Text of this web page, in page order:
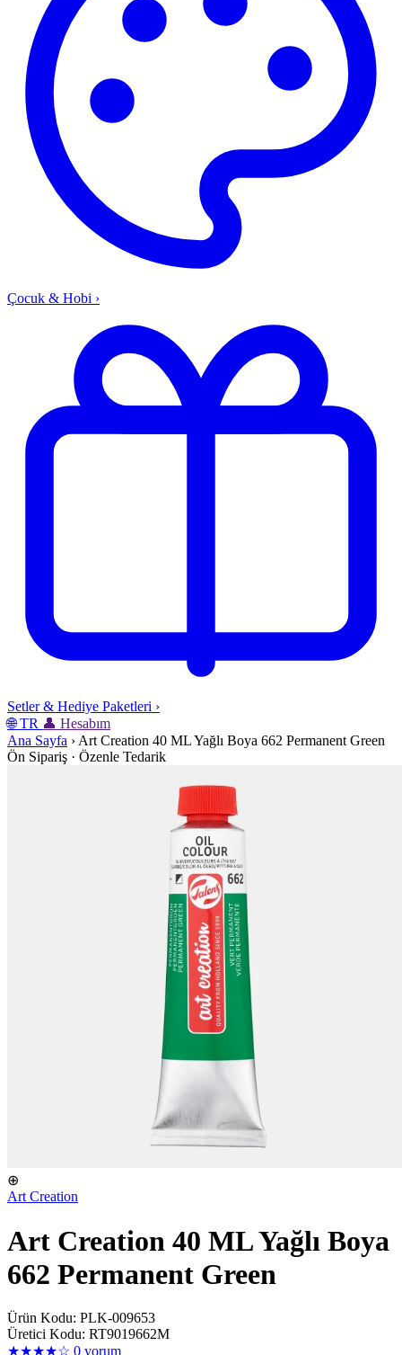
Çocuk & Hobi ›
Setler & Hediye Paketleri ›
🌐 TR 👤 Hesabım
Ana Sayfa › Art Creation 40 ML Yağlı Boya 662 Permanent Green
Ön Sipariş · Özenle Tedarik
⊕
Art Creation
Art Creation 40 ML Yağlı Boya
662 Permanent Green
Ürün Kodu: PLK-009653
Üretici Kodu: RT9019662M
★★★★☆ 0 yorum